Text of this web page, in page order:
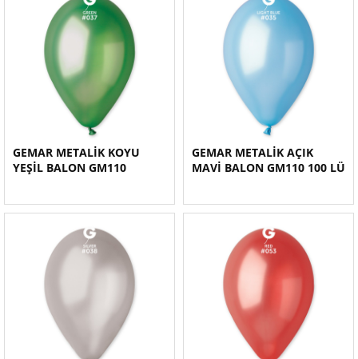
GEMAR METALİK KOYU
YEŞİL BALON GM110
GEMAR METALİK AÇIK
MAVİ BALON GM110 100 LÜ